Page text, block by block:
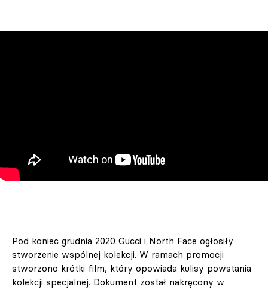
Pod koniec grudnia 2020 Gucci i North Face ogłosiły
stworzenie wspólnej kolekcji. W ramach promocji
stworzono krótki film, który opowiada kulisy powstania
kolekcji specjalnej. Dokument został nakręcony w